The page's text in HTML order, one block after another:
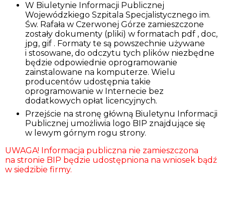
W Biuletynie Informacji Publicznej
Wojewódzkiego Szpitala Specjalistycznego im.
Św. Rafała w Czerwonej Górze zamieszczone
zostały dokumenty (pliki) w formatach pdf , doc,
jpg, gif . Formaty te są powszechnie używane
i stosowane, do odczytu tych plików niezbędne
będzie odpowiednie oprogramowanie
zainstalowane na komputerze. Wielu
producentów udostępnia takie
oprogramowanie w Internecie bez
dodatkowych opłat licencyjnych.
Przejście na stronę główną Biuletynu Informacji
Publicznej umożliwia logo BIP znajdujące się
w lewym górnym rogu strony.
UWAGA! Informacja publiczna nie zamieszczona
na stronie BIP będzie udostępniona na wniosek bądź
w siedzibie firmy.